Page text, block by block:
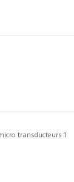
transducteurs 1